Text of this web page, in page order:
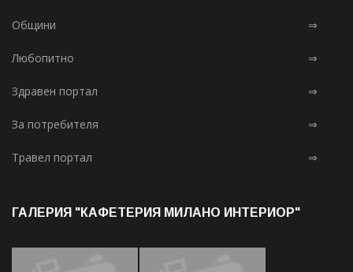
Общини ⇒
Любопитно ⇒
Здравен портал ⇒
За потребителя ⇒
Травел портал ⇒
ГАЛЕРИЯ "КАФЕТЕРИЯ МИЛАНО ИНТЕРИОР"